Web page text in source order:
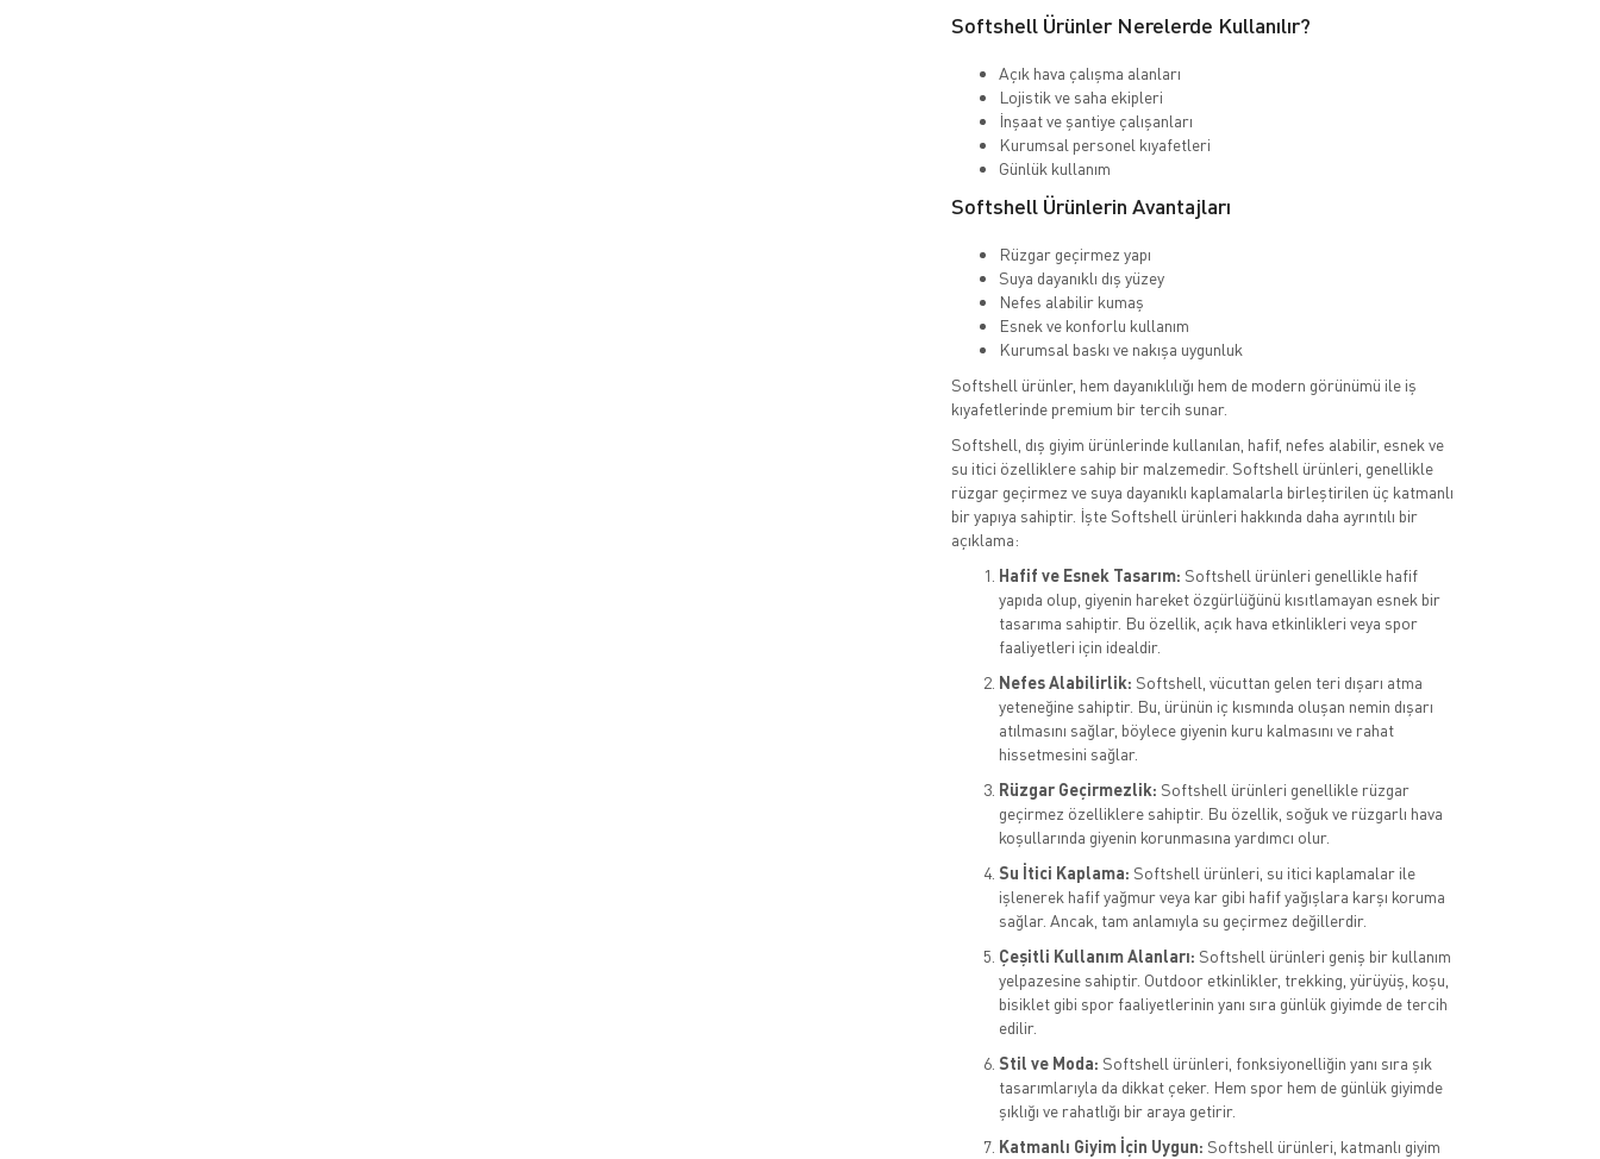
Softshell Ürünler Nerelerde Kullanılır?
Açık hava çalışma alanları
Lojistik ve saha ekipleri
İnşaat ve şantiye çalışanları
Kurumsal personel kıyafetleri
Günlük kullanım
Softshell Ürünlerin Avantajları
Rüzgar geçirmez yapı
Suya dayanıklı dış yüzey
Nefes alabilir kumaş
Esnek ve konforlu kullanım
Kurumsal baskı ve nakışa uygunluk
Softshell ürünler, hem dayanıklılığı hem de modern görünümü ile iş
kıyafetlerinde premium bir tercih sunar.
Softshell, dış giyim ürünlerinde kullanılan, hafif, nefes alabilir, esnek ve
su itici özelliklere sahip bir malzemedir. Softshell ürünleri, genellikle
rüzgar geçirmez ve suya dayanıklı kaplamalarla birleştirilen üç katmanlı
bir yapıya sahiptir. İşte Softshell ürünleri hakkında daha ayrıntılı bir
açıklama:
Hafif ve Esnek Tasarım: Softshell ürünleri genellikle hafif
yapıda olup, giyenin hareket özgürlüğünü kısıtlamayan esnek bir
tasarıma sahiptir. Bu özellik, açık hava etkinlikleri veya spor
faaliyetleri için idealdir.
Nefes Alabilirlik: Softshell, vücuttan gelen teri dışarı atma
yeteneğine sahiptir. Bu, ürünün iç kısmında oluşan nemin dışarı
atılmasını sağlar, böylece giyenin kuru kalmasını ve rahat
hissetmesini sağlar.
Rüzgar Geçirmezlik: Softshell ürünleri genellikle rüzgar
geçirmez özelliklere sahiptir. Bu özellik, soğuk ve rüzgarlı hava
koşullarında giyenin korunmasına yardımcı olur.
Su İtici Kaplama: Softshell ürünleri, su itici kaplamalar ile
işlenerek hafif yağmur veya kar gibi hafif yağışlara karşı koruma
sağlar. Ancak, tam anlamıyla su geçirmez değillerdir.
Çeşitli Kullanım Alanları: Softshell ürünleri geniş bir kullanım
yelpazesine sahiptir. Outdoor etkinlikler, trekking, yürüyüş, koşu,
bisiklet gibi spor faaliyetlerinin yanı sıra günlük giyimde de tercih
edilir.
Stil ve Moda: Softshell ürünleri, fonksiyonelliğin yanı sıra şık
tasarımlarıyla da dikkat çeker. Hem spor hem de günlük giyimde
şıklığı ve rahatlığı bir araya getirir.
Katmanlı Giyim İçin Uygun: Softshell ürünleri, katmanlı giyim